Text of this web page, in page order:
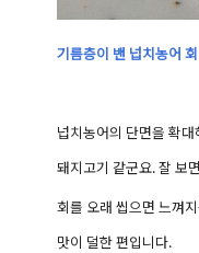
기름층이 밴 넙치농어 회
넙치농어의 단면을 확
돼지고기 같군요.잘 보
회를 오래 씹으면 느껴
맛이 덜한 편입니다.